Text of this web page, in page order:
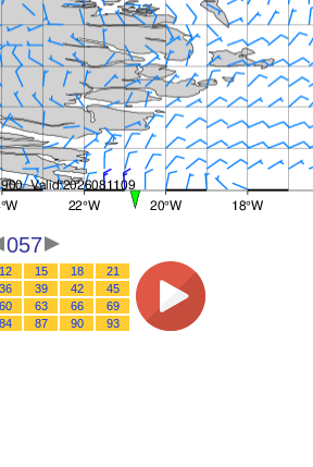
057
12 15 18
21
36 39 42
45
60 63 66
69
84 87 90 93